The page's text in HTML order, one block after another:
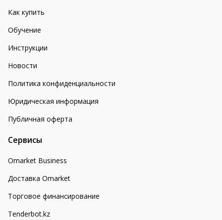
Как купить
Обучение
Инструкции
Новости
Политика конфиденциальности
Юридическая информация
Публичная оферта
Сервисы
Omarket Business
Доставка Omarket
Торговое финансирование
Tenderbot.kz